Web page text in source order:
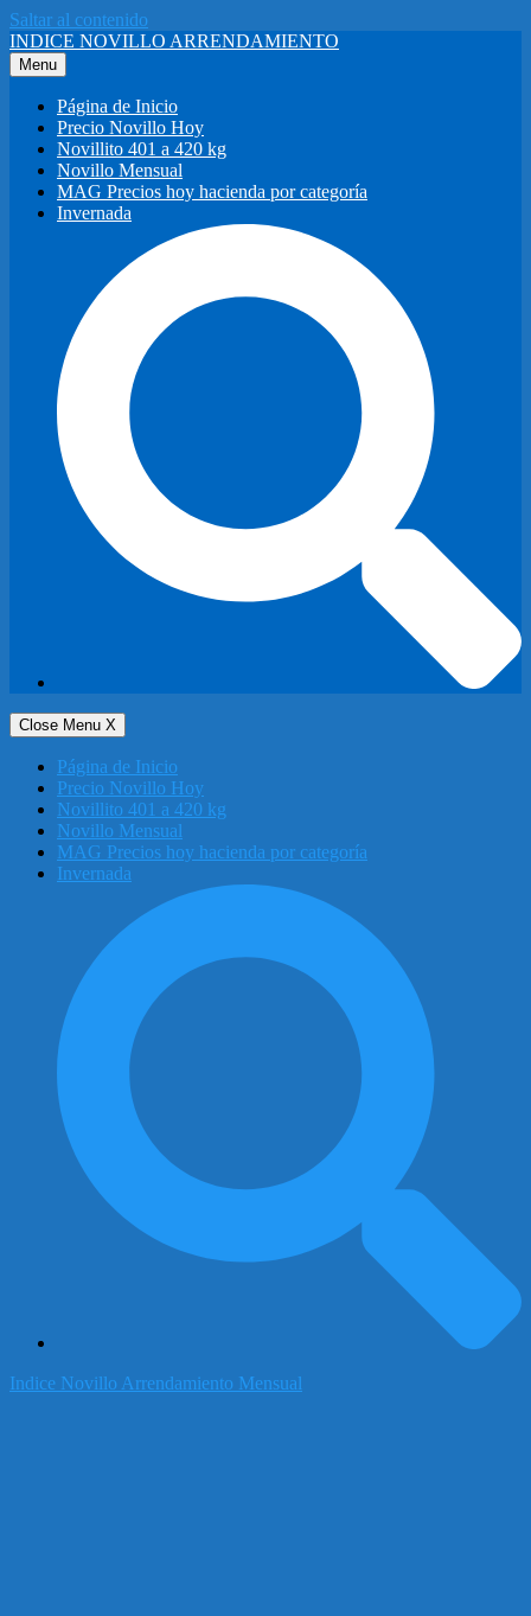
Saltar al contenido
INDICE NOVILLO ARRENDAMIENTO
Menu
Página de Inicio
Precio Novillo Hoy
Novillito 401 a 420 kg
Novillo Mensual
MAG Precios hoy hacienda por categoría
Invernada
Close Menu X
Página de Inicio
Precio Novillo Hoy
Novillito 401 a 420 kg
Novillo Mensual
MAG Precios hoy hacienda por categoría
Invernada
Indice Novillo Arrendamiento Mensual